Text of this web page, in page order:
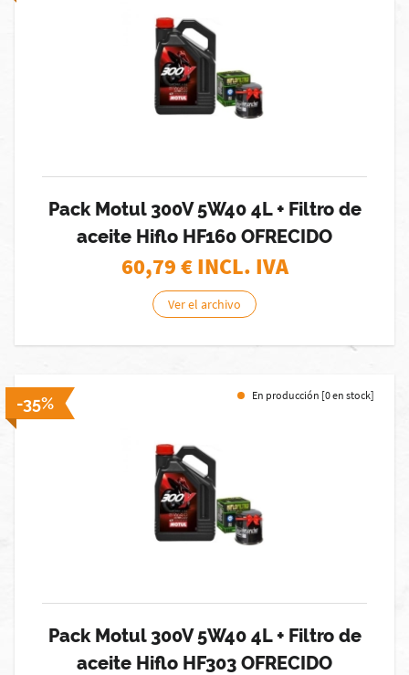
Pack Motul 300V 5W40 4L + Filtro de
aceite Hiflo HF160 OFRECIDO
60,79€ INCL. IVA
Ver el archivo
-35% En producción [0 en stock]
Pack Motul 300V 5W40 4L + Filtro de
aceite Hiflo HF303 OFRECIDO